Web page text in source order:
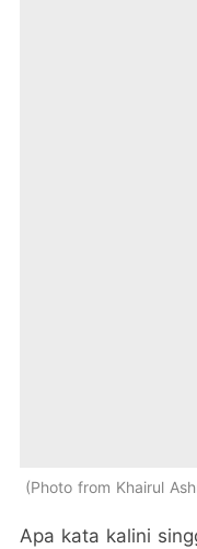
Photo from Khairul
Apa kata kalini